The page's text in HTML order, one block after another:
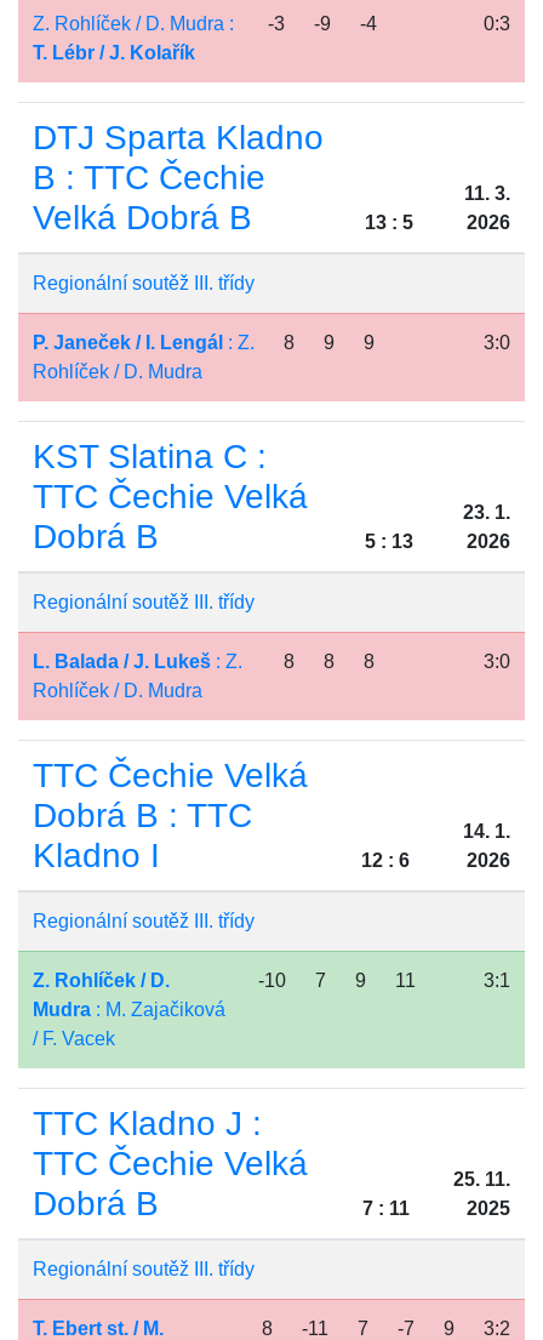
Z. Rohlíček / D. Mudra :
T. Lébr / J. Kolařík
-3 -9 -4 0:3
DTJ Sparta Kladno
B : TTC Čechie
Velká Dobrá B
13 : 5
11. 3.
2026
Regionální soutěž III. třídy
P. Janeček / I. Lengál : Z.
Rohlíček / D. Mudra
8 9 9 3:0
KST Slatina C :
TTC Čechie Velká
Dobrá B
5 : 13
23. 1.
2026
Regionální soutěž III. třídy
L. Balada / J. Lukeš : Z.
Rohlíček / D. Mudra
8 8 8 3:0
TTC Čechie Velká
Dobrá B : TTC
Kladno I
12 : 6
14. 1.
2026
Regionální soutěž III. třídy
Z. Rohlíček / D.
Mudra : M. Zajačiková
/ F. Vacek
-10 7 9 11 3:1
TTC Kladno J :
TTC Čechie Velká
Dobrá B
7 : 11
25. 11.
2025
Regionální soutěž III. třídy
T. Ebert st. / M.
8 -11 7 -7 9 3:2